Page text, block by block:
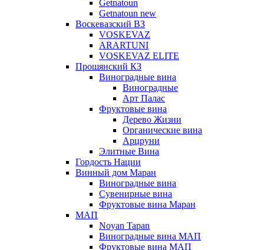
Getnatoun
Getnatoun new
Воскевазский ВЗ
VOSKEVAZ
ARARTUNI
VOSKEVAZ ELITE
Прошянский КЗ
Виноградные вина
Виноградные
Арт Палас
Фруктовые вина
Дерево Жизни
Органические вина
Арцруни
Элитные Вина
Гордость Нации
Винный дом Маран
Виноградные вина
Сувенирные вина
Фруктовые вина Маран
МАП
Noyan Tapan
Виноградные вина МАП
Фруктовые вина МАП